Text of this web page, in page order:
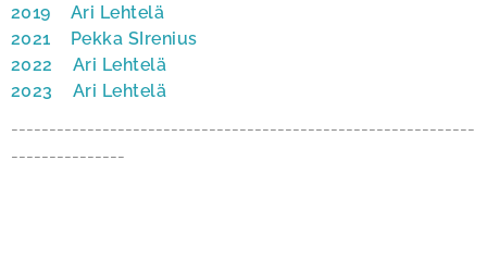
2019 Ari Lehtelä
2021 Pekka SIrenius
2022 Ari Lehtelä
2023 Ari Lehtelä
-------------------------------------------------------------
---------------